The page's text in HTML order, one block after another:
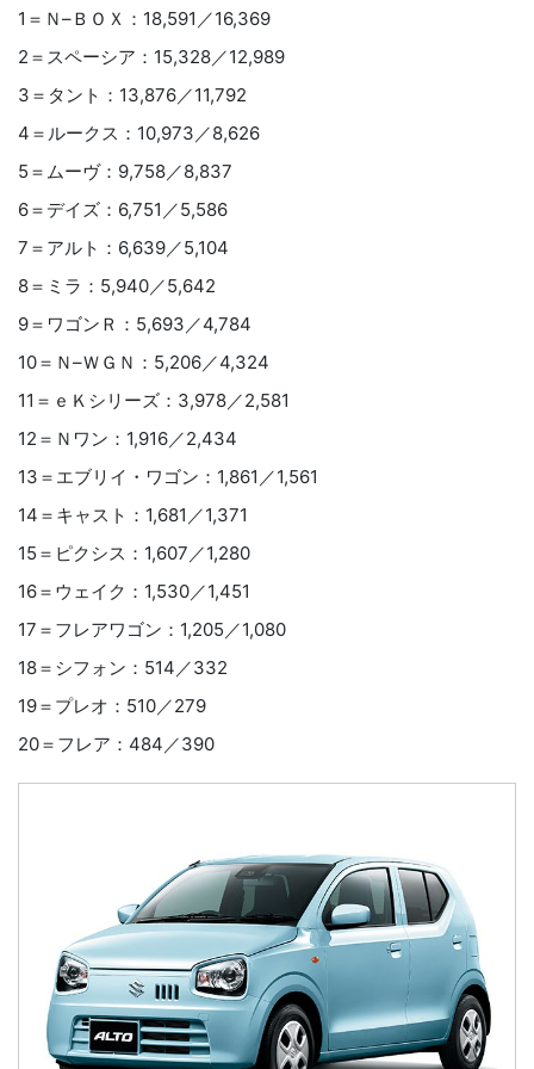
1＝Ｎ–ＢＯＸ：18,591／16,369
2＝スペーシア：15,328／12,989
3＝タント：13,876／11,792
4＝ルークス：10,973／8,626
5＝ムーヴ：9,758／8,837
6＝デイズ：6,751／5,586
7＝アルト：6,639／5,104
8＝ミラ：5,940／5,642
9＝ワゴンＲ：5,693／4,784
10＝Ｎ–ＷＧＮ：5,206／4,324
11＝ｅＫシリーズ：3,978／2,581
12＝Ｎワン：1,916／2,434
13＝エブリイ・ワゴン：1,861／1,561
14＝キャスト：1,681／1,371
15＝ピクシス：1,607／1,280
16＝ウェイク：1,530／1,451
17＝フレアワゴン：1,205／1,080
18＝シフォン：514／332
19＝プレオ：510／279
20＝フレア：484／390